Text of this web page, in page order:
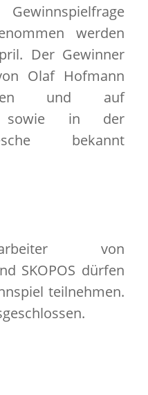
werden
Der Gewinner
Olaf Hofmann
und auf
sowie in der
bekannt
von
SKOPOS dürfen
teilnehmen.